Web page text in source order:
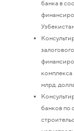
банка в
млрд.
банков по